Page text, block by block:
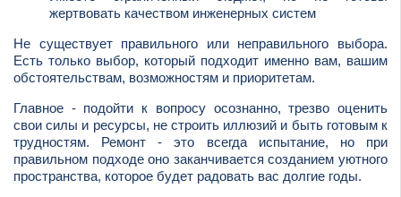
жертвовать качеством инженерных систем
Не существует правильного или неправильного выбора.
Есть только выбор, который подходит именно вам, вашим
обстоятельствам, возможностям и приоритетам.
Главное - подойти к вопросу осознанно, трезво оценить
свои силы и ресурсы, не строить иллюзий и быть готовым к
трудностям. Ремонт - это всегда испытание, но при
правильном подходе оно заканчивается созданием уютного
пространства, которое будет радовать вас долгие годы.